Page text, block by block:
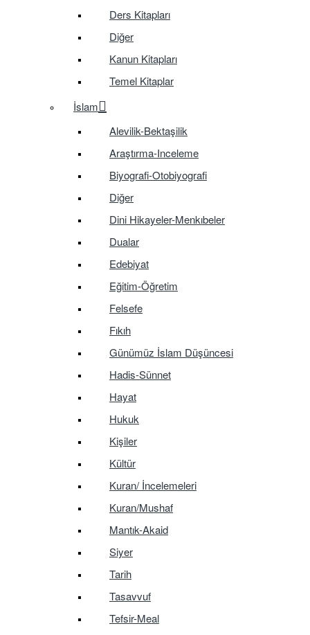
Ders Kitapları
Diğer
Kanun Kitapları
Temel Kitaplar
İslam
Alevilik-Bektaşilik
Araştırma-Inceleme
Biyografi-Otobiyografi
Diğer
Dini Hikayeler-Menkıbeler
Dualar
Edebiyat
Eğitim-Öğretim
Felsefe
Fıkıh
Günümüz İslam Düşüncesi
Hadis-Sünnet
Hayat
Hukuk
Kişiler
Kültür
Kuran/ İncelemeleri
Kuran/Mushaf
Mantık-Akaid
Siyer
Tarih
Tasavvuf
Tefsir-Meal